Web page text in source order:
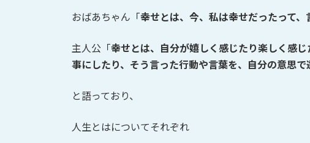
おばあちゃん「幸せとは、今、私は幸せだったって、
主人公「幸せとは、自分が嬉しく感じたり楽しく感
事にしたり、そう言った行動や言葉を、自分の意思で
と語っており、
人生とはについてそれぞれ